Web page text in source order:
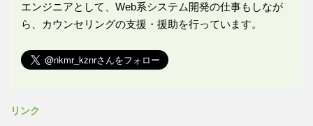
エンジニアとして、Web系システム開発の仕事もしなが
ら、カウンセリングの支援・援助を行っています。
リンク